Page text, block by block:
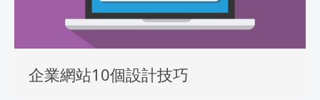
企業網站10個設計技巧